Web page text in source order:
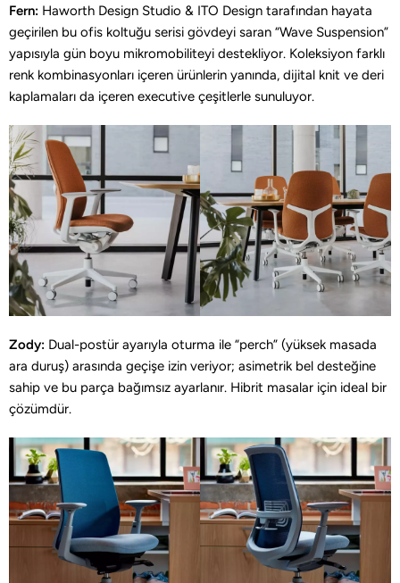
Fern: Haworth Design Studio & ITO Design tarafından hayata
geçirilen bu ofis koltuğu serisi gövdeyi saran “Wave Suspension”
yapısıyla gün boyu mikromobiliteyi destekliyor. Koleksiyon farklı
renk kombinasyonları içeren ürünlerin yanında, dijital knit ve deri
kaplamaları da içeren executive çeşitlerle sunuluyor.
Zody: Dual-postür ayarıyla oturma ile “perch” (yüksek masada
ara duruş) arasında geçişe izin veriyor; asimetrik bel desteğine
sahip ve bu parça bağımsız ayarlanır. Hibrit masalar için ideal bir
çözümdür.